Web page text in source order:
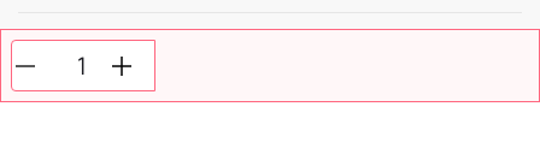
SERVICIOS
NOSOTROS